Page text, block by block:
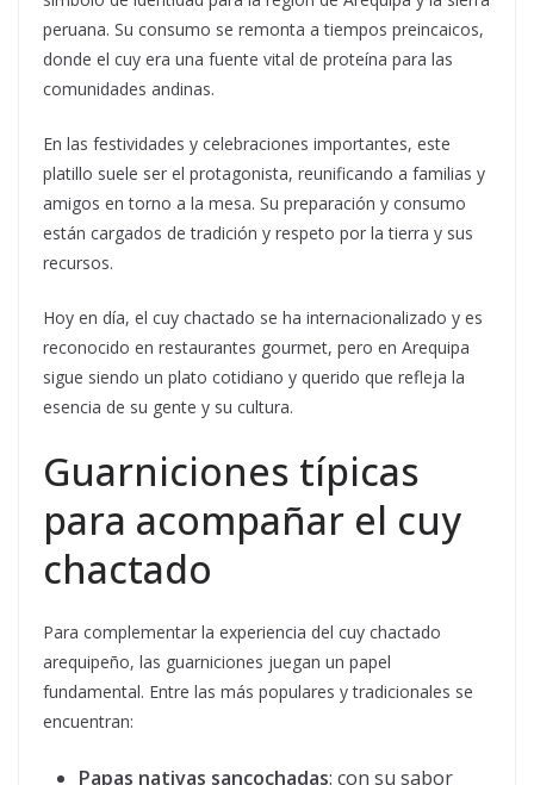
peruana. Su consumo se remonta a tiempos preincaicos,
donde el cuy era una fuente vital de proteína para las
comunidades andinas.
En las festividades y celebraciones importantes, este
platillo suele ser el protagonista, reunificando a familias y
amigos en torno a la mesa. Su preparación y consumo
están cargados de tradición y respeto por la tierra y sus
recursos.
Hoy en día, el cuy chactado se ha internacionalizado y es
reconocido en restaurantes gourmet, pero en Arequipa
sigue siendo un plato cotidiano y querido que refleja la
esencia de su gente y su cultura.
Guarniciones típicas
para acompañar el cuy
chactado
Para complementar la experiencia del cuy chactado
arequipeño, las guarniciones juegan un papel
fundamental. Entre las más populares y tradicionales se
encuentran:
Papas nativas sancochadas: con su sabor